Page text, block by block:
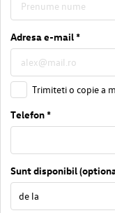
Adresa e-mail *
Trimiteti o copie a
Telefon *
Sunt disponibil